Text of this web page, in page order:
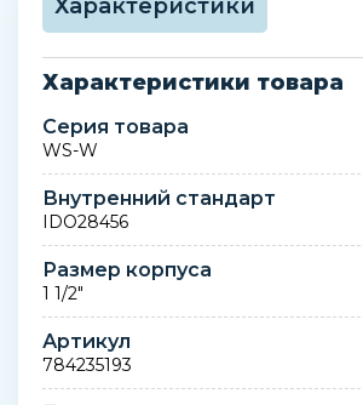
Характеристики
Характеристики товара
Серия товара
WS-W
Внутренний стандарт
IDO28456
Размер корпуса
1 1/2"
Артикул
784235193